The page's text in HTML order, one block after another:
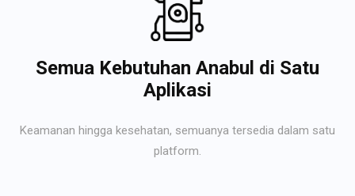
Semua Kebutuhan Anabul di Satu
Aplikasi
Keamanan hingga kesehatan, semuanya tersedia dalam satu
platform.